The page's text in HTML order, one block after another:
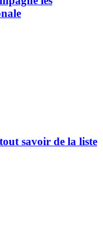
savoir de la liste